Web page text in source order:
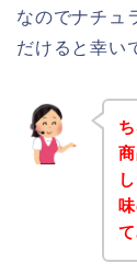
なのでナチュ
だけると幸い